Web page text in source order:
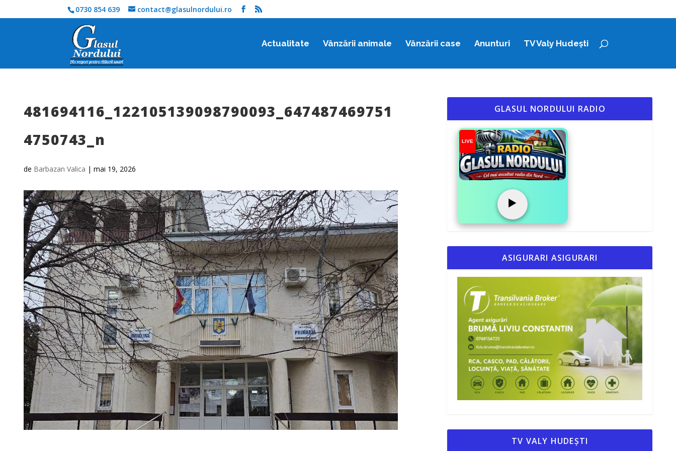
0730 854 639 contact@glasulnordului.ro
Actualitate Vânzării animale Vânzării case Anunturi TV Valy Hudești
481694116_122105139098790093_647487469751
4750743_n
de Barbazan Valica |mai 19, 2026
GLASUL NORDULUI RADIO
LIVE
▶️
ASIGURARI ASIGURARI
TV VALY HUDEȘTI